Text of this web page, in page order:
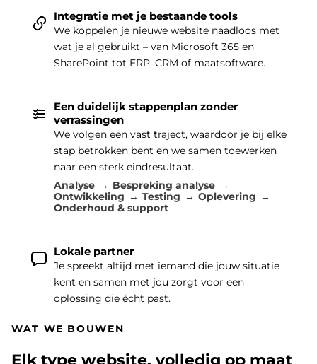
Integratie met je bestaande tools
We koppelen je nieuwe website naadloos met
wat je al gebruikt – van Microsoft 365 en
SharePoint tot ERP, CRM of maatsoftware.
Een duidelijk stappenplan zonder
verrassingen
We volgen een vast traject, waardoor je bij elke
stap betrokken bent en we samen toewerken
naar een sterk eindresultaat.
Analyse
Bespreking analyse
Ontwikkeling
Testing
Oplevering
Onderhoud & support
Lokale partner
Je spreekt altijd met iemand die jouw situatie
kent en samen met jou zorgt voor een
oplossing die écht past.
WAT WE BOUWEN